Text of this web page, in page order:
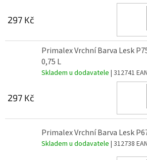
297 Kč
Primalex Vrchní Barva Lesk
0,75 L
Skladem u dodavatele | 312741
297 Kč
Primalex Vrchní Barva Lesk
Skladem u dodavatele | 312738